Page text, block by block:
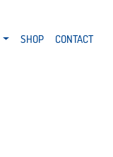
SHOP CONTACT